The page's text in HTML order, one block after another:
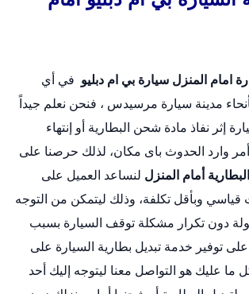
امام المنزل سيارة بي ام دبليو في أي
مدينة سيارة مرسيدس ، فنحن نعلم جيداً
إثر نفاذ مادة شحن البطارية أو إنتهاء
وارد الحدوث باى مكان، لذلك حرصنا على
أمام المنزل لنساعد العميل على
قياسي وبأقل تكلفة، وذلك ليتمكن من التوجه
دون تكرار مشكلة توقف السيارة بسبب
على توفير خدمة تبديل بطارية السيارة على
وكل ما عليك هو التواصل معنا ليتوجه إليك أحد